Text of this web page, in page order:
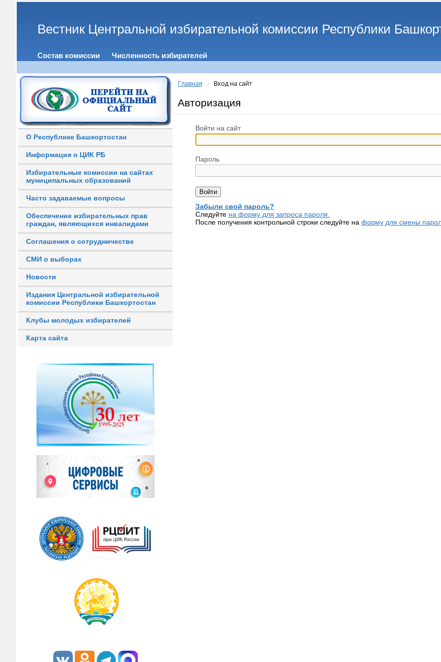
Вестник Центральной избирательной комиссии Республики
Состав комиссии Численность избирателей
О Республике Башкортостан
Информация о ЦИК РБ
Избирательные комиссии на сайтах
муниципальных образований
Часто задаваемые вопросы
Обеспечение избирательных прав
граждан, являющихся инвалидами
Соглашения о сотрудничестве
СМИ о выборах
Новости
Издания Центральной избирательной
комиссии Республики Башкортостан
Клубы молодых избирателей
Карта сайта
Главная Вход на сайт
Авторизация
Войти на сайт
Пароль
Забыли свой пароль?
Следуйте на форму для запроса пароля.
После получения контрольной строки следуйте на форму для смены